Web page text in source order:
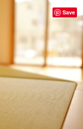
Save